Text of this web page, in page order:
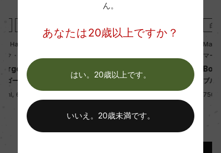
Wine Spectator 得点
醗酵・熟成
Mark Haisma
マーク・ハイスマ
Bourgogne Aligote
ブルゴーニュ アリゴテ
750ml, 6,700 yen
Bourgogne Aligote
ブルゴーニュ アリゴテ
ん。
あなたは20歳以上ですか？
はい。20歳以上です。
いいえ。20歳未満です。